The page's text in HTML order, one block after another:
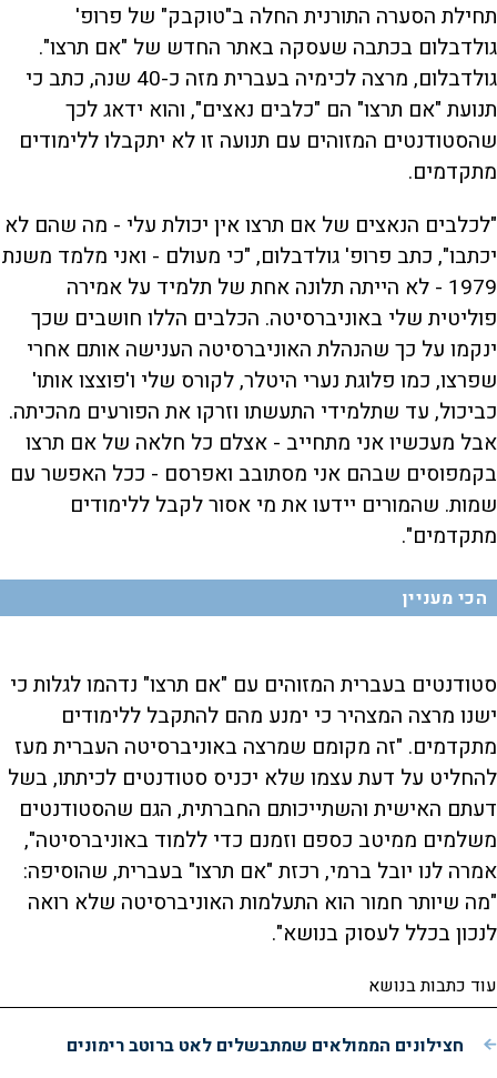
תחילת הסערה התורנית החלה ב"טוקבק" של פרופ'
גולדבלום בכתבה שעסקה באתר החדש של "אם תרצו".
גולדבלום, מרצה לכימיה בעברית מזה כ-40 שנה, כתב כי
תנועת "אם תרצו" הם "כלבים נאצים", והוא ידאג לכך
שהסטודנטים המזוהים עם תנועה זו לא יתקבלו ללימודים
מתקדמים.
"לכלבים הנאצים של אם תרצו אין יכולת עלי - מה שהם לא
יכתבו", כתב פרופ' גולדבלום, "כי מעולם - ואני מלמד משנת
1979 - לא הייתה תלונה אחת של תלמיד על אמירה
פוליטית שלי באוניברסיטה. הכלבים הללו חושבים שכך
ינקמו על כך שהנהלת האוניברסיטה הענישה אותם אחרי
שפרצו, כמו פלוגת נערי היטלר, לקורס שלי ו'פוצצו אותו'
כביכול, עד שתלמידי התעשתו וזרקו את הפורעים מהכיתה.
אבל מעכשיו אני מתחייב - אצלם כל חלאה של אם תרצו
בקמפוסים שבהם אני מסתובב ואפרסם - ככל האפשר עם
שמות. שהמורים יידעו את מי אסור לקבל ללימודים
מתקדמים".
הכי מעניין
סטודנטים בעברית המזוהים עם "אם תרצו" נדהמו לגלות כי
ישנו מרצה המצהיר כי ימנע מהם להתקבל ללימודים
מתקדמים. "זה מקומם שמרצה באוניברסיטה העברית מעז
להחליט על דעת עצמו שלא יכניס סטודנטים לכיתתו, בשל
דעתם האישית והשתייכותם החברתית, הגם שהסטודנטים
משלמים ממיטב כספם וזמנם כדי ללמוד באוניברסיטה",
אמרה לנו יובל ברמי, רכזת "אם תרצו" בעברית, שהוסיפה:
"מה שיותר חמור הוא התעלמות האוניברסיטה שלא רואה
לנכון בכלל לעסוק בנושא".
עוד כתבות בנושא
חצילונים הממולאים שמתבשלים לאט ברוטב רימונים